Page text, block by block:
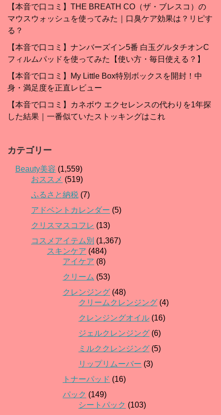
【本音で口コミ】THE BREATH CO（ザ・ブレスコ）の
マウスウォッシュを使ってみた｜口臭ケア効果は？リピす
る？
【本音で口コミ】ナンバーズイン5番 白玉グルタチオンC
フィルムパッドを使ってみた【使い方・毎日使える？】
【本音で口コミ】My Little Box特別ボックスを開封！中
身・満足度を正直レビュー
【本音で口コミ】カネボウ エクセレンスの代わりを1年探
した結果｜一番似ていたストッキングはこれ
カテゴリー
Beauty美容 (1,559)
おススメ (519)
ふるさと納税 (7)
アドベントカレンダー (5)
クリスマスコフレ (13)
コスメアイテム別 (1,367)
スキンケア (484)
アイケア (8)
クリーム (53)
クレンジング (48)
クリームクレンジング (4)
クレンジングオイル (16)
ジェルクレンジング (6)
ミルククレンジング (5)
リップリムーバー (3)
トナーパッド (16)
パック (149)
シートパック (103)